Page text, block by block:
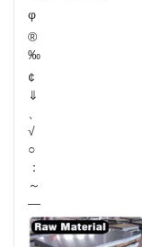
φ
®
‰
¢
⇓
√
○
：
～
—